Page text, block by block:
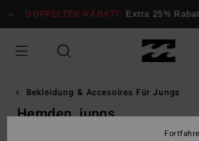
zur
Auswahl
springen
RABATT Extra 25% Rabatt auf alle
Bekleidung & Accesoires Für Jungs
Hemden, jungs